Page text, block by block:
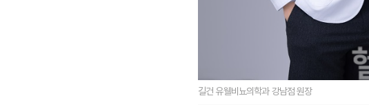
길건 유웰비뇨의학과 강남점 원장